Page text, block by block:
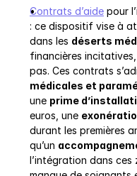
Contrats d’aide pour
: ce dispositif vise à
dans les déserts
financières
pas. Ces contrats
médicales et
une prime
euros, une
durant les premières
qu’un
l’intégration dans ces